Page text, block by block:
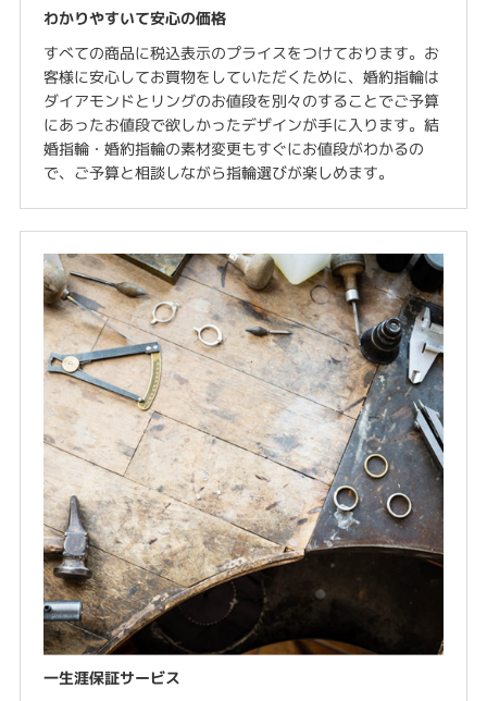
わかりやすいて安心の価格
すべての商品に税込表示のプライスをつけております。お
客様に安心してお買物をしていただくために、婚約指輪は
ダイアモンドとリングのお値段を別々のすることでご予算
にあったお値段で欲しかったデザインが手に入ります。結
婚指輪・婚約指輪の素材変更もすぐにお値段がわかるの
で、ご予算と相談しながら指輪選びが楽しめます。
一生涯保証サービス